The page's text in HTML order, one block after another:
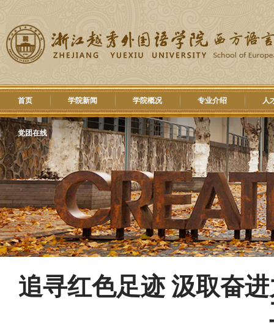
首页 学院新闻 学院概况 专业介绍 人
党团在线
追寻红色足迹 汲取奋